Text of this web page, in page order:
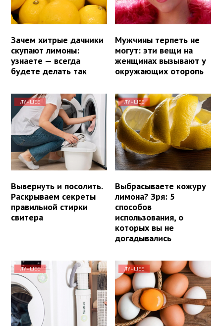
Зачем хитрые дачники
скупают лимоны:
узнаете — всегда
будете делать так
Мужчины терпеть не
могут: эти вещи на
женщинах вызывают у
окружающих оторопь
ЛУЧШЕЕ
Вывернуть и посолить.
Раскрываем секреты
правильной стирки
свитера
ЛУЧШЕЕ
Выбрасываете кожуру
лимона? Зря: 5
способов
использования, о
которых вы не
догадывались
ЛУЧШЕЕ ЛУЧШЕЕ